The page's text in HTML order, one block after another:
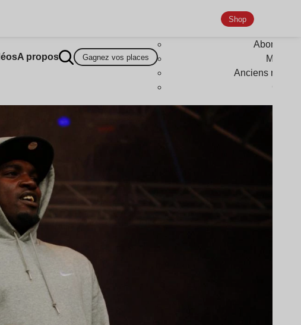
A propos Gagnez vos places
Shop
Anciens